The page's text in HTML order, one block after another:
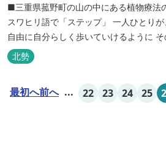
■三重県菰野町の山の中にある植物療法のお店■ 「
スワヒリ語で「ステップ」 一人ひとり
自由に自分らしく歩いていけるように
トしたいという思いから生まれたお店。 黄土スチームよもぎ蒸しや
アロマの調合、季節の養生講座、アロマ
に...
北勢
最初へ前へ ... 22 23 24 25